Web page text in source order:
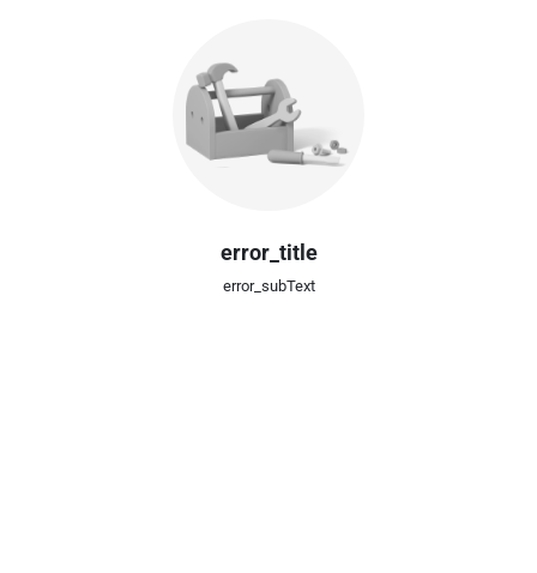
error_title
error_subText